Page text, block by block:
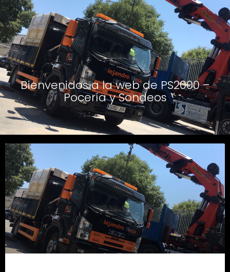
Bienvenidos a la web de PS2000 –
Pocería y Sondeos